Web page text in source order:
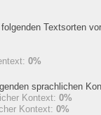
Textsorten
0%
sprachlichen
Kontext: 0%
Kontext: 0%